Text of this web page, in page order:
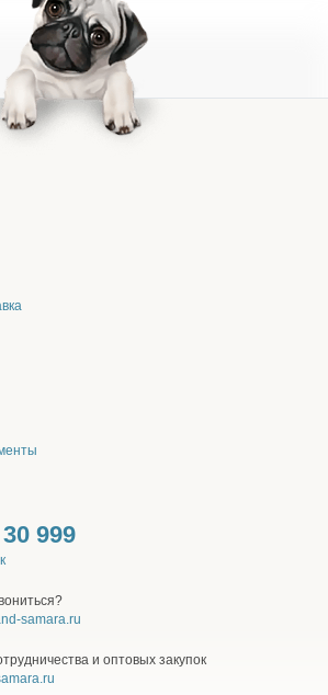
999
samara.ru
и оптовых закупок